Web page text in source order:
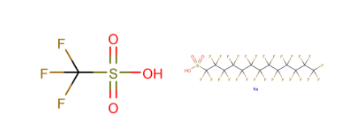
（泰坦现货供应）